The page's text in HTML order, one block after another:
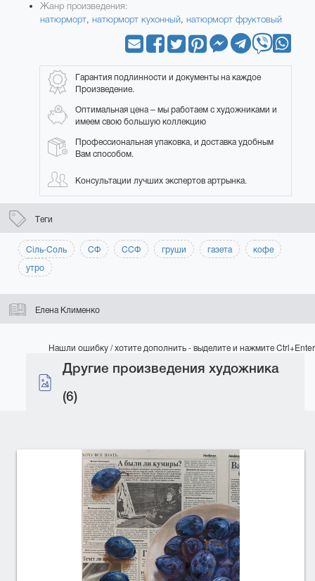
Жанр произведения:
натюрморт,натюрморт кухонный,натюрморт фруктовый
Гарантия подлинности и документы на каждое
Произведение.
Оптимальная цена – мы работаем с художниками и
имеем свою большую коллекцию
Профессиональная упаковка, и доставка удобным
Вам способом.
Консультации лучших экспертов артрынка.
Теги
Сіль-Соль СФ ССФ груши газета
кофе
утро
Елена Клименко
Нашли ошибку / хотите дополнить - выделите и нажмите Ctrl+Enter
Другие произведения художника
(6)